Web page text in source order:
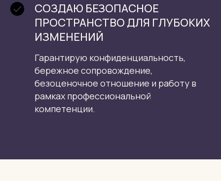
СОЗДАЮ БЕЗОПАСНОЕ
ПРОСТРАНСТВО ДЛЯ ГЛУБОКИХ
ИЗМЕНЕНИЙ
Гарантирую конфиденциальность,
бережное сопровождение,
безоценочное отношение и работу в
рамках профессиональной
компетенции.